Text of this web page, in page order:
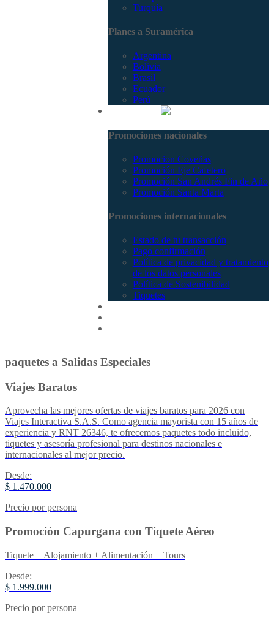
Turquía
Planes a Suramérica
Argentina
Bolivia
Brasil
Ecuador
Perú
Promociones nacionales
Promocion Coveñas
Promoción Eje Cafetero
Promoción San Andrés Fin de Año
Promoción Santa Marta
Promociones internacionales
Estado de tu transacción
Pago confirmación
Política de privacidad y tratamiento
de los datos personales
Política de Sostenibilidad
Tiquetes
paquetes a Salidas Especiales
Viajes Baratos
Aprovecha las mejores ofertas de viajes baratos para 2026 con
Viajes Interactiva S.A.S. Como agencia mayorista con 15 años de
experiencia y RNT 26346, te ofrecemos paquetes todo incluido,
tiquetes y asesoría profesional para destinos nacionales e
internacionales al mejor precio.
Desde:
$ 1.470.000
Precio por persona
Promoción Capurgana con Tiquete Aéreo
Tiquete + Alojamiento + Alimentación + Tours
Desde:
$ 1.999.000
Precio por persona